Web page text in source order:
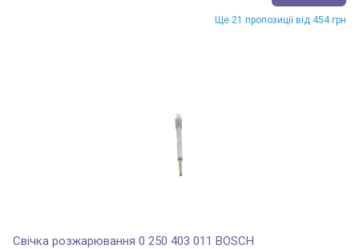
Ще 21 пропозиції від 454 грн
Свічка розжарювання 0 250 403 011 BOSCH